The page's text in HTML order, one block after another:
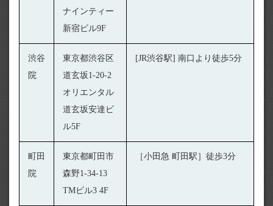
ナインティー
新宿ビル9F
渋谷
院
東京都渋谷区
道玄坂1-20-2
オリエンタル
道玄坂安達ビ
ル5F
[JR渋谷駅] 南口より徒歩5分
町田
院
東京都町田市
森野1-34-13
TMビル3 4F
［小田急 町田駅］徒歩3分